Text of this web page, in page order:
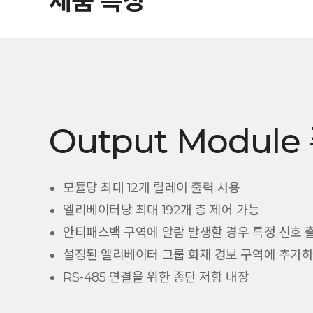
Output Module
모듈당 최대 12개 릴레이 출력 사용
엘리베이터당 최대 192개 층 제어 가능
안티패스백 구역에 알람 발생할 경우 특정 신호
설정된 엘리베이터 그룹 화재 경보 구역에 추가
RS-485 연결을 위한 종단 저항 내장